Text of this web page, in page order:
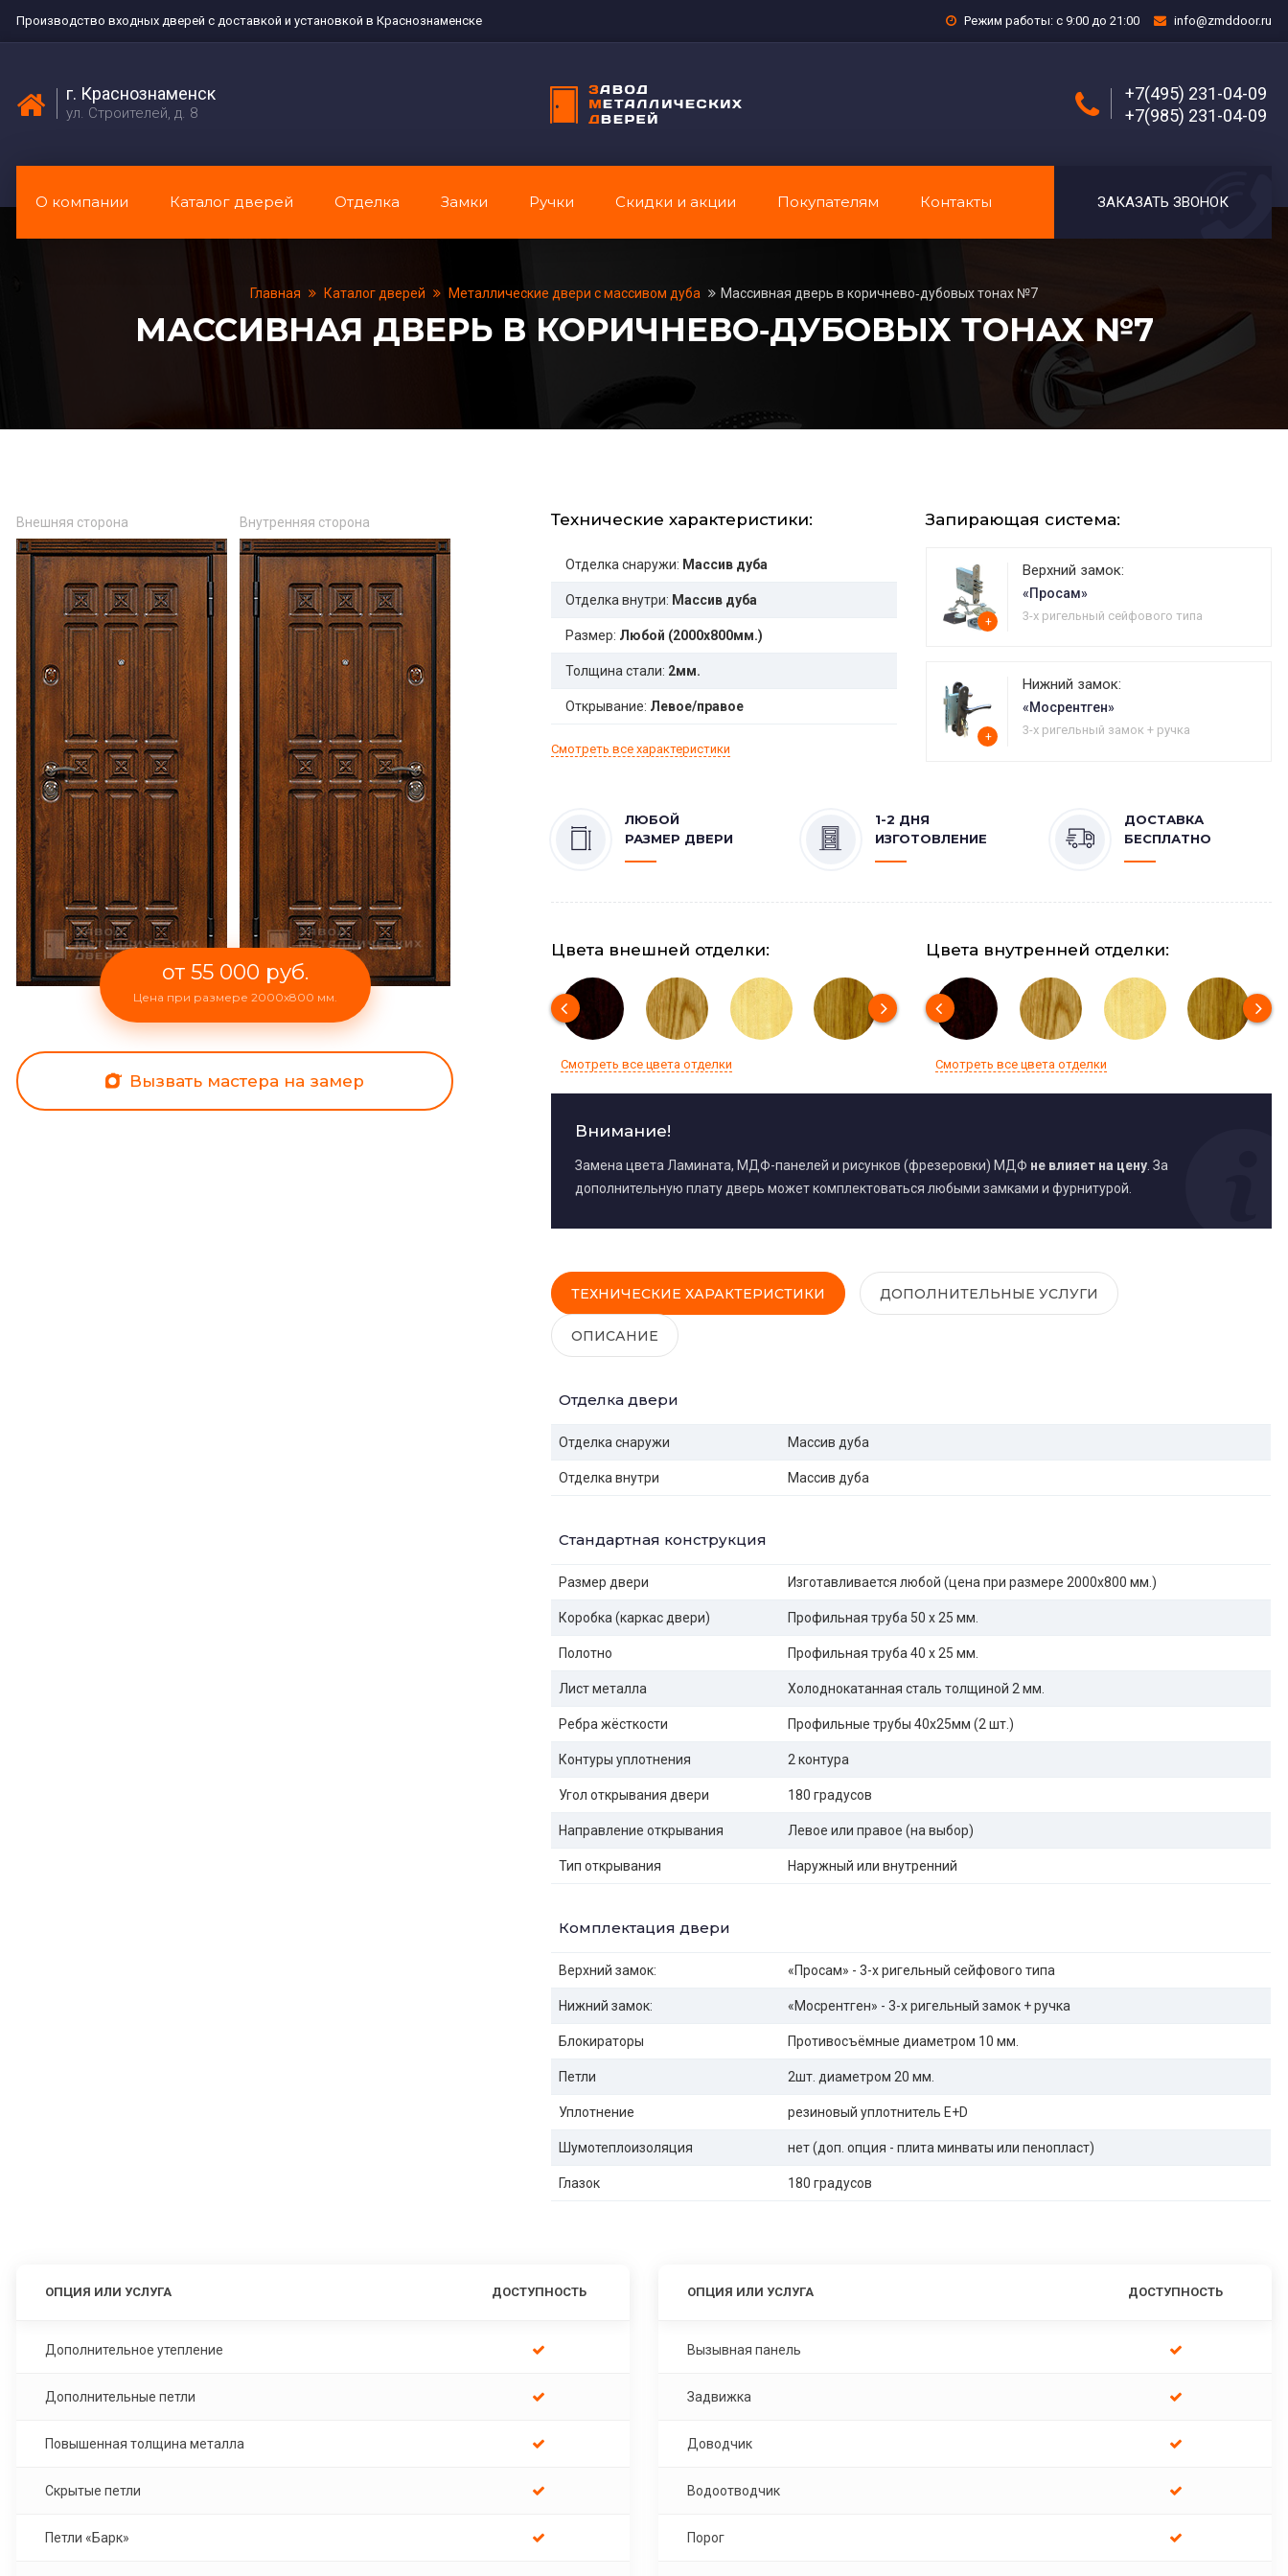
Производство входных дверей с доставкой и установкой в Краснознаменске Режим работы: с 9:00 до 21:00 info@zmddoor.ru
г. Краснознаменск
ул. Строителей, д. 8
+7(495) 231-04-09
+7(985) 231-04-09
О компании Каталог дверей Отделка Замки Ручки Скидки и акции Покупателям Контакты ЗАКАЗАТЬ ЗВОНОК
Главная Каталог дверей Металлические двери с массивом дуба Массивная дверь в коричнево‑дубовых тонах №7
МАССИВНАЯ ДВЕРЬ В КОРИЧНЕВО‑ДУБОВЫХ ТОНАХ №7
Внешняя сторона Внутренняя сторона
от 55 000 руб.
Цена при размере 2000x800 мм.
Вызвать мастера на замер
Технические характеристики:
Отделка снаружи: Массив дуба
Отделка внутри: Массив дуба
Размер: Любой (2000x800мм.)
Толщина стали: 2мм.
Открывание: Левое/правое
Смотреть все характеристики
Запирающая система:
+
Верхний замок:
«Просам»
3-х ригельный сейфового типа
+
Нижний замок:
«Мосрентген»
3-х ригельный замок + ручка
ЛЮБОЙ
РАЗМЕР ДВЕРИ
1-2 ДНЯ
ИЗГОТОВЛЕНИЕ
ДОСТАВКА
БЕСПЛАТНО
Цвета внешней отделки:
Смотреть все цвета отделки
Цвета внутренней отделки:
Смотреть все цвета отделки
Внимание!
Замена цвета Ламината, МДФ-панелей и рисунков (фрезеровки) МДФ не влияет на цену . За
дополнительную плату дверь может комплектоваться любыми замками и фурнитурой.
ТЕХНИЧЕСКИЕ ХАРАКТЕРИСТИКИ ДОПОЛНИТЕЛЬНЫЕ УСЛУГИ
ОПИСАНИЕ
Отделка двери
Отделка снаружи Массив дуба
Отделка внутри Массив дуба
Стандартная конструкция
Размер двери Изготавливается любой (цена при размере 2000x800 мм.)
Коробка (каркас двери) Профильная труба 50 х 25 мм.
Полотно Профильная труба 40 х 25 мм.
Лист металла Холоднокатанная сталь толщиной 2 мм.
Ребра жёсткости Профильные трубы 40х25мм (2 шт.)
Контуры уплотнения 2 контура
Угол открывания двери 180 градусов
Направление открывания Левое или правое (на выбор)
Тип открывания Наружный или внутренний
Комплектация двери
Верхний замок: «Просам» - 3-х ригельный сейфового типа
Нижний замок: «Мосрентген» - 3-х ригельный замок + ручка
Блокираторы Противосъёмные диаметром 10 мм.
Петли 2шт. диаметром 20 мм.
Уплотнение резиновый уплотнитель E+D
Шумотеплоизоляция нет (доп. опция - плита минваты или пенопласт)
Глазок 180 градусов
ОПЦИЯ ИЛИ УСЛУГА ДОСТУПНОСТЬ
Дополнительное утепление
Дополнительные петли
Повышенная толщина металла
Скрытые петли
Петли «Барк»
ОПЦИЯ ИЛИ УСЛУГА ДОСТУПНОСТЬ
Вызывная панель
Задвижка
Доводчик
Водоотводчик
Порог